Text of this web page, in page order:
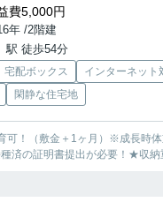
費5,000円
年 /2階建
駅 徒歩54分
宅配ボックス
インターネット
閑静な住宅地
可！（敷金＋1ヶ月）※成長時
済の証明書提出が必要！★収納